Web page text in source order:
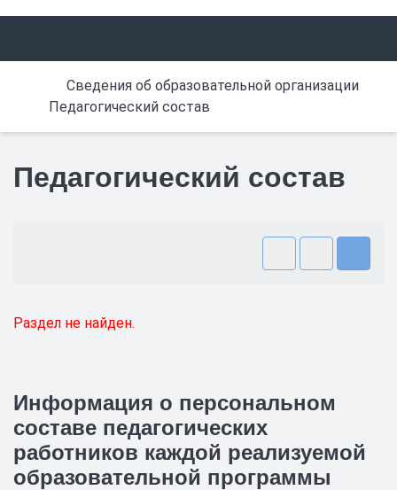
Сведения об образовательной организации
Педагогический состав
Педагогический состав
Раздел не найден.
Информация о персональном
составе педагогических
работников каждой реализуемой
образовательной программы